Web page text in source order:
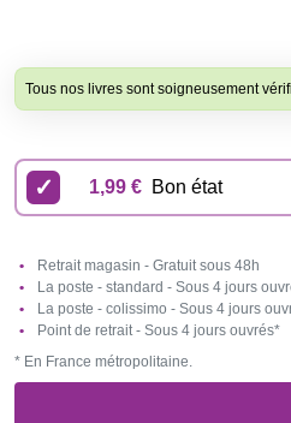
Tous nos livres sont soigneusement
1,99 € Bon état
Retrait magasin - Gratuit sous 48h
La poste - standard - Sous 4 jours
La poste - colissimo - Sous 4 jours
Point de retrait - Sous 4 jours ouvrés*
* En France métropolitaine.